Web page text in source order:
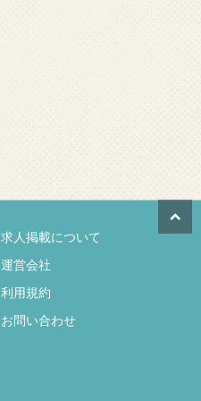
求人掲載について
運営会社
利用規約
お問い合わせ